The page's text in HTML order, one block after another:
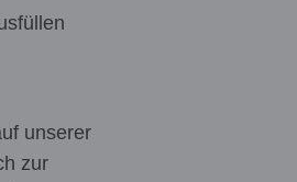
unserer
zur